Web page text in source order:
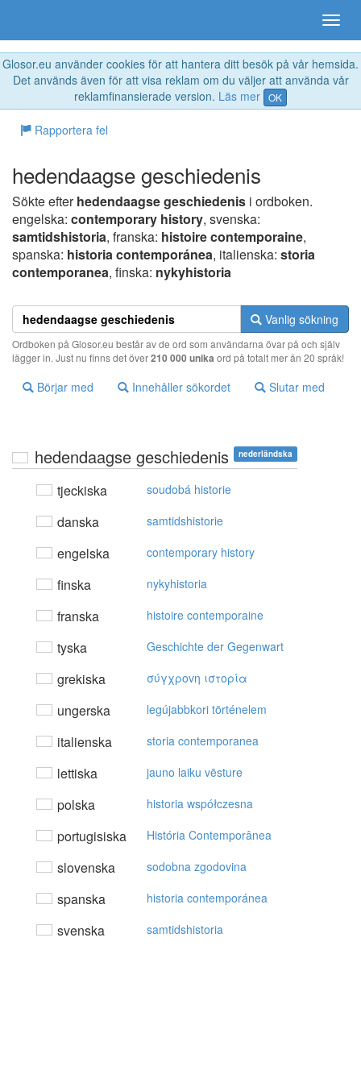
Glosor.eu använder cookies för att hantera ditt besök på vår hemsida.
Det används även för att visa reklam om du väljer att använda vår
reklamfinansierade version. Läs mer OK
Rapportera fel
hedendaagse geschiedenis
Sökte efterhedendaagse geschiedenis i ordboken.
engelska: contemporary history, svenska:
samtidshistoria, franska: histoire contemporaine,
spanska: historia contemporánea, italienska: storia
contemporanea, finska: nykyhistoria
Vanlig sökning
Ordboken på Glosor.eu består av de ord som användarna övar på och själv
lägger in. Just nu finns det över210 000 unika ord på totalt mer än 20 språk!
Börjar med Innehåller sökordet Slutar med
hedendaagse geschiedenis nederländska
tjeckiska soudobá historie
danska samtidshistorie
engelska contemporary history
finska nykyhistoria
franska histoire contemporaine
tyska Geschichte der Gegenwart
grekiska σύγχρovη ιστoρία
ungerska legújabbkori történelem
italienska storia contemporanea
lettiska jauno laiku vēsture
polska historia współczesna
portugisiska História Contemporânea
slovenska sodobna zgodovina
spanska historia contemporánea
svenska samtidshistoria